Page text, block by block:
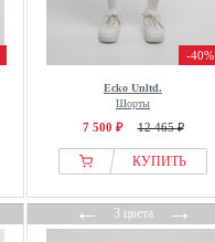
-40%
Ecko Unltd.
Шорты
7 500 ₽ 12 465 ₽
КУПИТЬ
←3 цвета→